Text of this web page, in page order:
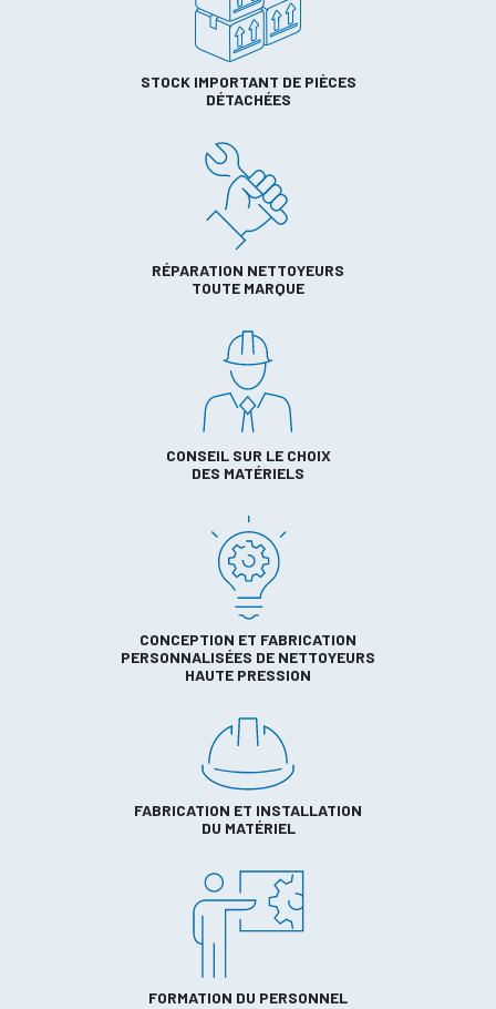
STOCK IMPORTANT DE PIÈCES
DÉTACHÉES
RÉPARATION NETTOYEURS
TOUTE MARQUE
CONSEIL SUR LE CHOIX
DES MATÉRIELS
CONCEPTION ET FABRICATION
PERSONNALISÉES DE NETTOYEURS
HAUTE PRESSION
FABRICATION ET INSTALLATION
DU MATÉRIEL
FORMATION DU PERSONNEL